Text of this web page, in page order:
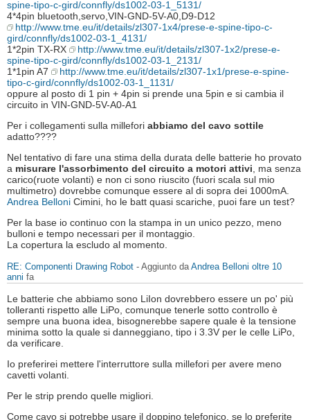
spine-tipo-c-gird/connfly/ds1002-03-1_5131/
4*4pin bluetooth,servo,VIN-GND-5V-A0,D9-D12
http://www.tme.eu/it/details/zl307-1x4/prese-e-spine-tipo-c-
gird/connfly/ds1002-03-1_4131/
1*2pin TX-RX
http://www.tme.eu/it/details/zl307-1x2/prese-e-
spine-tipo-c-gird/connfly/ds1002-03-1_2131/
1*1pin A7
http://www.tme.eu/it/details/zl307-1x1/prese-e-spine-
tipo-c-gird/connfly/ds1002-03-1_1131/
oppure al posto di 1 pin + 4pin si prende una 5pin e si cambia il
circuito in VIN-GND-5V-A0-A1
Per i collegamenti sulla millefori abbiamo del cavo sottile
adatto????
Nel tentativo di fare una stima della durata delle batterie ho provato
a misurare l'assorbimento del circuito a motori attivi , ma senza
carico(ruote volanti) e non ci sono riuscito (fuori scala sul mio
multimetro) dovrebbe comunque essere al di sopra dei 1000mA.
Andrea Belloni Cimini, ho le batt quasi scariche, puoi fare un test?
Per la base io continuo con la stampa in un unico pezzo, meno
bulloni e tempo necessari per il montaggio.
La copertura la escludo al momento.
RE: Componenti Drawing Robot - Aggiunto daAndrea Belloni oltre 10
anni fa
Le batterie che abbiamo sono LiIon dovrebbero essere un po' più
tolleranti rispetto alle LiPo, comunque tenerle sotto controllo è
sempre una buona idea, bisognerebbe sapere quale è la tensione
minima sotto la quale si danneggiano, tipo i 3.3V per le celle LiPo,
da verificare.
Io preferirei mettere l'interruttore sulla millefori per avere meno
cavetti volanti.
Per le strip prendo quelle migliori.
Come cavo si potrebbe usare il doppino telefonico, se lo preferite